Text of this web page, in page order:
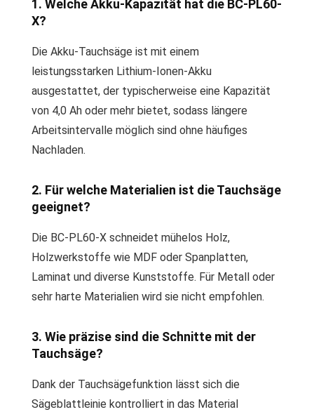
1. Welche Akku-Kapazität hat die BC-PL60-
X?
Die Akku-Tauchsäge ist mit einem
leistungsstarken Lithium-Ionen-Akku
ausgestattet, der typischerweise eine Kapazität
von 4,0 Ah oder mehr bietet, sodass längere
Arbeitsintervalle möglich sind ohne häufiges
Nachladen.
2. Für welche Materialien ist die Tauchsäge
geeignet?
Die BC-PL60-X schneidet mühelos Holz,
Holzwerkstoffe wie MDF oder Spanplatten,
Laminat und diverse Kunststoffe. Für Metall oder
sehr harte Materialien wird sie nicht empfohlen.
3. Wie präzise sind die Schnitte mit der
Tauchsäge?
Dank der Tauchsägefunktion lässt sich die
Sägeblattleinie kontrolliert in das Material